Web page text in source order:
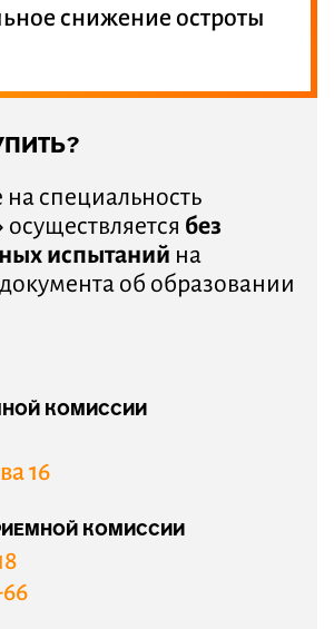
снижение остроты
специальность
без
испытаний на
об образовании
КОМИССИИ
16
КОМИССИИ